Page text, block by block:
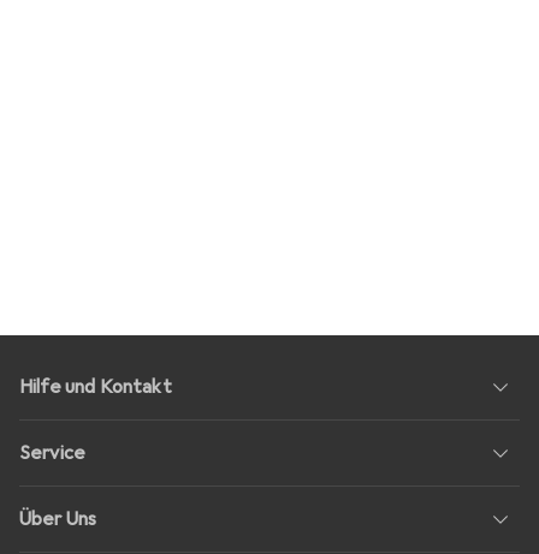
Hilfe und Kontakt
Service
Über Uns